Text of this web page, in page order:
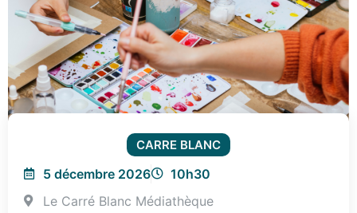
CARRE BLANC
5 décembre 2026
10h30
Le Carré Blanc Médiathèque